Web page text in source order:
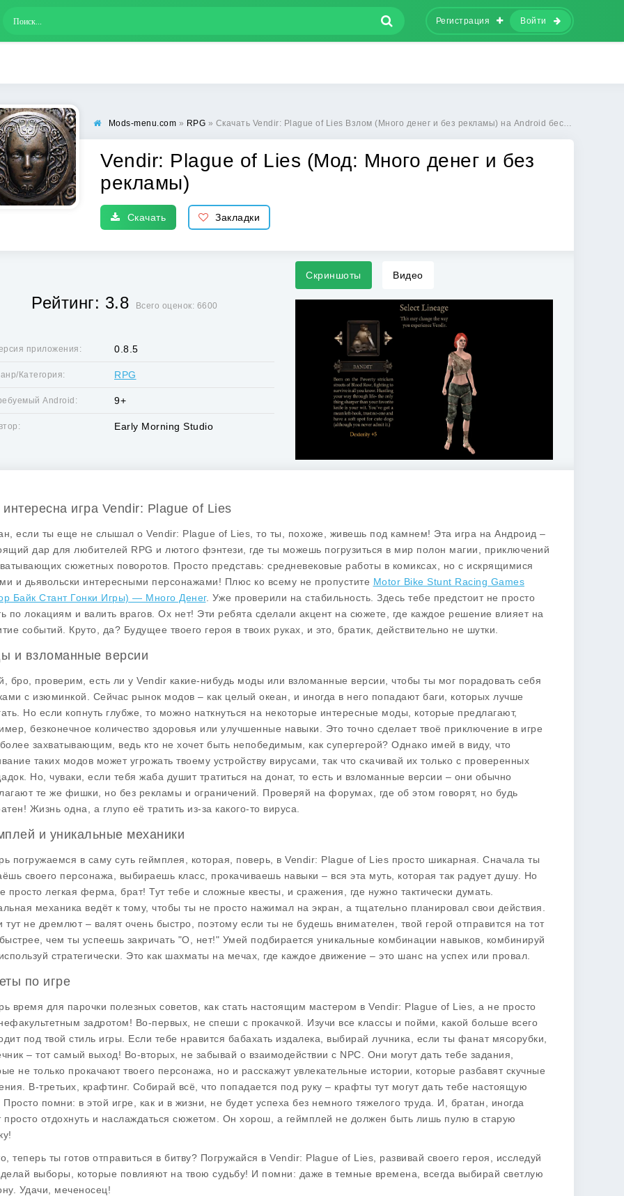
Регистрация Войти
Mods-menu.com » RPG » Скачать Vendir: Plague of Lies Взлом (Много денег и без рекламы) на Android бесплатно
Vendir: Plague of Lies (Мод: Много денег и без
рекламы)
Скачать Закладки
Рейтинг: 3.8 Всего оценок: 6600
приложения: 0.8.5
Категория: RPG
Android: 9+
Early Morning Studio
Скриншоты Видео
игра Vendir: Plague of Lies
если ты еще не слышал о Vendir: Plague of Lies, то ты, похоже, живешь под камнем! Эта игра на Андроид –
дар для любителей RPG и лютого фэнтези, где ты можешь погрузиться в мир полон магии, приключений
сюжетных поворотов. Просто представь: средневековые работы в комиксах, но с искрящимися
и дьявольски интересными персонажами! Плюс ко всему не пропустите Motor Bike Stunt Racing Games
Байк Стант Гонки Игры) — Много Денег. Уже проверили на стабильность. Здесь тебе предстоит не просто
по локациям и валить врагов. Ох нет! Эти ребята сделали акцент на сюжете, где каждое решение влияет на
событий. Круто, да? Будущее твоего героя в твоих руках, и это, братик, действительно не шутки.
и взломанные версии
бро, проверим, есть ли у Vendir какие-нибудь моды или взломанные версии, чтобы ты мог порадовать себя
с изюминкой. Сейчас рынок модов – как целый океан, и иногда в него попадают баги, которых лучше
Но если копнуть глубже, то можно наткнуться на некоторые интересные моды, которые предлагают,
безконечное количество здоровья или улучшенные навыки. Это точно сделает твоё приключение в игре
захватывающим, ведь кто не хочет быть непобедимым, как супергерой? Однако имей в виду, что
таких модов может угрожать твоему устройству вирусами, так что скачивай их только с проверенных
Но, чуваки, если тебя жаба душит тратиться на донат, то есть и взломанные версии – они обычно
те же фишки, но без рекламы и ограничений. Проверяй на форумах, где об этом говорят, но будь
Жизнь одна, а глупо её тратить из-за какого-то вируса.
и уникальные механики
погружаемся в саму суть геймплея, которая, поверь, в Vendir: Plague of Lies просто шикарная. Сначала ты
своего персонажа, выбираешь класс, прокачиваешь навыки – вся эта муть, которая так радует душу. Но
просто легкая ферма, брат! Тут тебе и сложные квесты, и сражения, где нужно тактически думать.
механика ведёт к тому, чтобы ты не просто нажимал на экран, а тщательно планировал свои действия.
тут не дремлют – валят очень быстро, поэтому если ты не будешь внимателен, твой герой отправится на тот
чем ты успеешь закричать "О, нет!" Умей подбирается уникальные комбинации навыков, комбинируй
стратегически. Это как шахматы на мечах, где каждое движение – это шанс на успех или провал.
по игре
время для парочки полезных советов, как стать настоящим мастером в Vendir: Plague of Lies, а не просто
задротом! Во-первых, не спеши с прокачкой. Изучи все классы и пойми, какой больше всего
под твой стиль игры. Если тебе нравится бабахать издалека, выбирай лучника, если ты фанат мясорубки,
– тот самый выход! Во-вторых, не забывай о взаимодействии с NPC. Они могут дать тебе задания,
не только прокачают твоего персонажа, но и расскажут увлекательные истории, которые разбавят скучные
В-третьих, крафтинг. Собирай всё, что попадается под руку – крафты тут могут дать тебе настоящую
Просто помни: в этой игре, как и в жизни, не будет успеха без немного тяжелого труда. И, братан, иногда
просто отдохнуть и наслаждаться сюжетом. Он хорош, а геймплей не должен быть лишь пулю в старую
теперь ты готов отправиться в битву? Погружайся в Vendir: Plague of Lies, развивай своего героя, исследуй
выборы, которые повлияют на твою судьбу! И помни: даже в темные времена, всегда выбирай светлую
Удачи, меченосец!